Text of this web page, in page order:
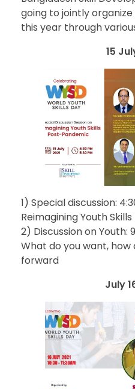
going to jointly
this year through
15
1) Special discussion:
Reimagining Youth
2) Discussion on Youth:
What do you want,
forward
July